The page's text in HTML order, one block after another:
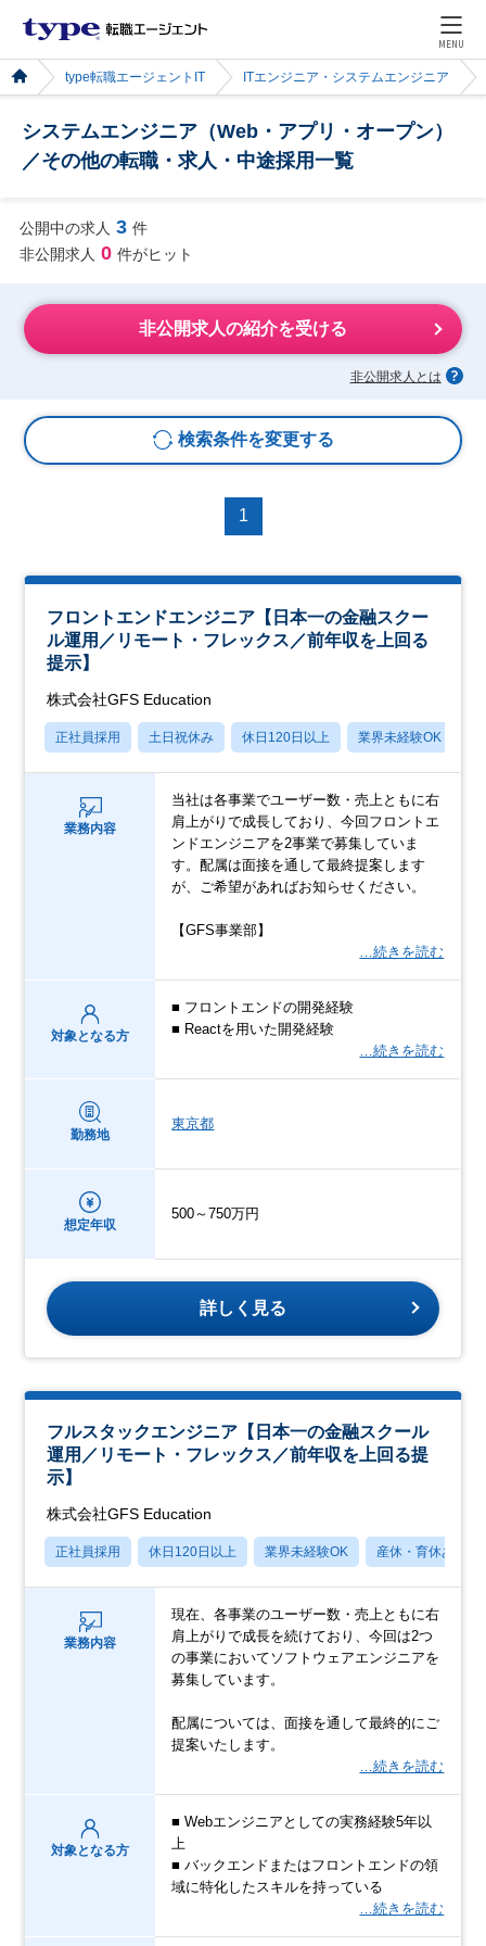
MENU
type転職エージェントIT ITエンジニア・システムエンジニア
システムエンジニア（Web・アプリ・オープン）
／その他の転職・求人・中途採用一覧
公開中の求人 3 件
非公開求人 0 件がヒット
非公開求人の紹介を受ける
非公開求人とは
検索条件を変更する
1
フロントエンドエンジニア【日本一の金融スクー
ル運用／リモート・フレックス／前年収を上回る
提示】
株式会社GFS Education
正社員採用 土日祝休み 休日120日以上 業界未経験OK
業務内容
当社は各事業でユーザー数・売上ともに右
肩上がりで成長しており、今回フロントエ
ンドエンジニアを2事業で募集していま
す。配属は面接を通して最終提案します
が、ご希望があればお知らせください。
【GFS事業部】
…続きを読む
対象となる方
■ フロントエンドの開発経験
■ Reactを用いた開発経験
…続きを読む
勤務地
東京都
想定年収
500～750万円
詳しく見る
フルスタックエンジニア【日本一の金融スクール
運用／リモート・フレックス／前年収を上回る提
示】
株式会社GFS Education
正社員採用 休日120日以上 業界未経験OK 産休・育休あり
業務内容
現在、各事業のユーザー数・売上ともに右
肩上がりで成長を続けており、今回は2つ
の事業においてソフトウェアエンジニアを
募集しています。
配属については、面接を通して最終的にご
提案いたします。
…続きを読む
対象となる方
■ Webエンジニアとしての実務経験5年以
上
■ バックエンドまたはフロントエンドの領
域に特化したスキルを持っている
…続きを読む